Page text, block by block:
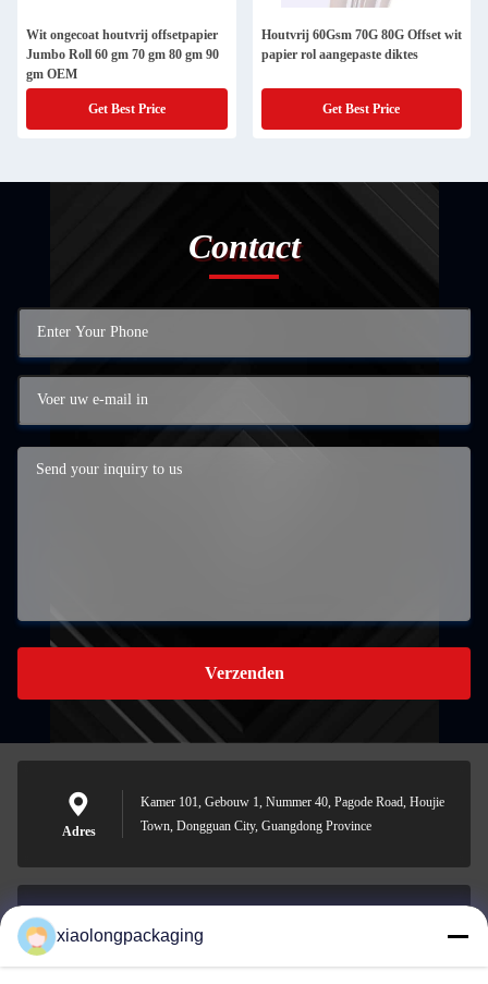
Wit ongecoat houtvrij offsetpapier
Jumbo Roll 60 gm 70 gm 80 gm 90
gm OEM
Get Best Price
Houtvrij 60Gsm 70G 80G Offset wit
papier rol aangepaste diktes
Get Best Price
Contact
Verzenden
Adres
Kamer 101, Gebouw 1, Nummer 40, Pagode Road, Houjie
Town, Dongguan City, Guangdong Province
Tina@xiaolongpackaging.com
xiaolongpackaging